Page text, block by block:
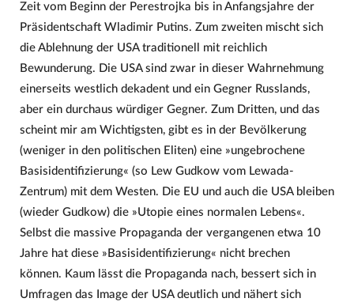
Zeit vom Beginn der Perestrojka bis in Anfangsjahre der
Präsidentschaft Wladimir Putins. Zum zweiten mischt sich
die Ablehnung der USA traditionell mit reichlich
Bewunderung. Die USA sind zwar in dieser Wahrnehmung
einerseits westlich dekadent und ein Gegner Russlands,
aber ein durchaus würdiger Gegner. Zum Dritten, und das
scheint mir am Wichtigsten, gibt es in der Bevölkerung
(weniger in den politischen Eliten) eine »ungebrochene
Basisidentifizierung« (so Lew Gudkow vom Lewada-
Zentrum) mit dem Westen. Die EU und auch die USA bleiben
(wieder Gudkow) die »Utopie eines normalen Lebens«.
Selbst die massive Propaganda der vergangenen etwa 10
Jahre hat diese »Basisidentifizierung« nicht brechen
können. Kaum lässt die Propaganda nach, bessert sich in
Umfragen das Image der USA deutlich und nähert sich